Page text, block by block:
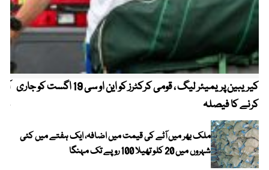
کیریبین پریمیئر لیگ ، قومی کرکٹرز کو این او سی 19 اگست کو جاری
کرنے کا فیصلہ
ملک بھر میں آٹے کی قیمت میں اضافہ، ایک ہفتے میں کئی
شہروں میں 20 کلو تھیلا 100 روپے تک مہنگا